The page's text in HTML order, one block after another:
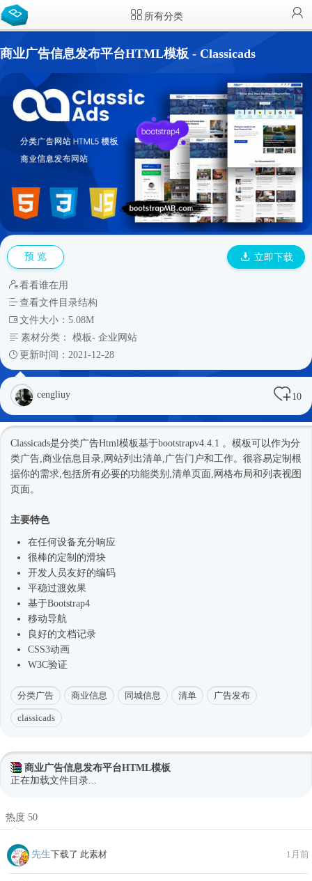
所有分类
商业广告信息发布平台HTML模板 - Classicads
预 览 立即下载
看看谁在用
查看文件目录结构
文件大小：5.08M
素材分类： 模板- 企业网站
更新时间：2021-12-28
cengliuy 10
Classicads是分类广告Html模板基于bootstrapv4.4.1 。模板可以作为分
类广告,商业信息目录,网站列出清单,广告门户和工作。很容易定制根
据你的需求,包括所有必要的功能类别,清单页面,网格布局和列表视图
页面。
主要特色
在任何设备充分响应
很棒的定制的滑块
开发人员友好的编码
平稳过渡效果
基于Bootstrap4
移动导航
良好的文档记录
CSS3动画
W3C验证
分类广告 商业信息 同城信息 清单 广告发布
classicads
商业广告信息发布平台HTML模板
正在加载文件目录...
热度 50
先生下载了 此素材 1月前